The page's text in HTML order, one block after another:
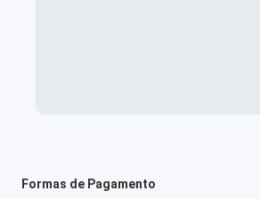
Formas de Pagamento